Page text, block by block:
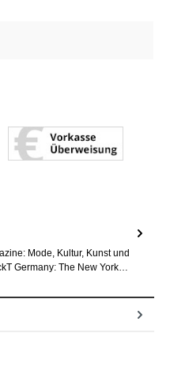
Mode, Kultur, Kunst und
Germany: The New York…